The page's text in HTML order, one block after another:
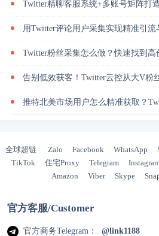
Twitter精聊客服系统+多账号矩阵打
用Twitter评论用户采集实现精准引
Twitter粉丝采集怎么做？快速找到高
告别低效获客！Twitter云控从大V粉丝
推特北美市场用户怎么精准获取？
全球超链 Zalo Facebook WhatsApp
TikTok
住宅Proxy Telegram
Amazon
Viber Skype
官方客服/Customer
官方商务Telegram：
@link1188